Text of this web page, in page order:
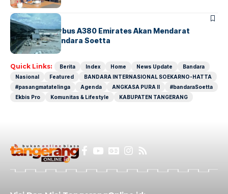
BANDARA BERITA
8 Agustus, Airbus A380 Emirates Akan Mendarat
Perdana di Bandara Soetta
Quick Links: Berita Index Home News Update
Bandara
Nasional
Featured
BANDARA INTERNASIONAL SOEKARNO-HATTA
#pasangmatatelinga
Agenda ANGKASA PURA II
#bandaraSoetta
Ekbis Pro
Komunitas & Lifestyle KABUPATEN TANGERANG